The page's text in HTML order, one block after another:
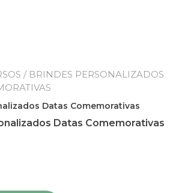
/ BRINDES PERSONALIZADOS
Datas Comemorativas
Datas Comemorativas